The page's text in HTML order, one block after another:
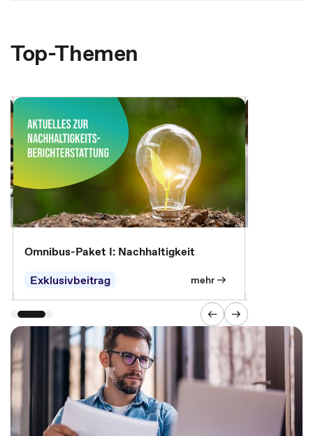
Top-Themen
Omnibus-Paket I: Nachhaltigkeit
Exklusivbeitrag
mehr